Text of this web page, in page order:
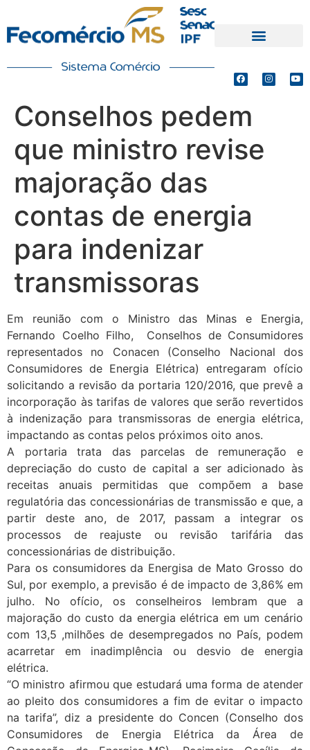
Conselhos pedem
que ministro revise
majoração das
contas de energia
para indenizar
transmissoras
Em reunião com o Ministro das Minas e Energia,
Fernando Coelho Filho, Conselhos de Consumidores
representados no Conacen (Conselho Nacional dos
Consumidores de Energia Elétrica) entregaram ofício
solicitando a revisão da portaria 120/2016, que prevê a
incorporação às tarifas de valores que serão revertidos
à indenização para transmissoras de energia elétrica,
impactando as contas pelos próximos oito anos.
A portaria trata das parcelas de remuneração e
depreciação do custo de capital a ser adicionado às
receitas anuais permitidas que compõem a base
regulatória das concessionárias de transmissão e que, a
partir deste ano, de 2017, passam a integrar os
processos de reajuste ou revisão tarifária das
concessionárias de distribuição.
Para os consumidores da Energisa de Mato Grosso do
Sul, por exemplo, a previsão é de impacto de 3,86% em
julho. No ofício, os conselheiros lembram que a
majoração do custo da energia elétrica em um cenário
com 13,5 ,milhões de desempregados no País, podem
acarretar em inadimplência ou desvio de energia
elétrica.
“O ministro afirmou que estudará uma forma de atender
ao pleito dos consumidores a fim de evitar o impacto
na tarifa”, diz a presidente do Concen (Conselho dos
Consumidores de Energia Elétrica da Área de